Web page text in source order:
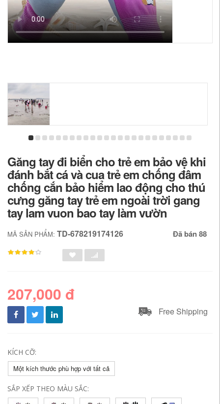
Găng tay đi biển cho trẻ em bảo vệ khi
đánh bắt cá và cua trẻ em chống đâm
chống cắn bảo hiểm lao động cho thú
cưng găng tay trẻ em ngoài trời gang
tay lam vuon bao tay làm vườn
MÃ SẢN PHẨM: TD-678219174126 Đã bán 88
207,000 đ
Free Shipping
KÍCH CỠ:
Một kích thước phù hợp với tất cả
SẮP XẾP THEO MÀU SẮC: